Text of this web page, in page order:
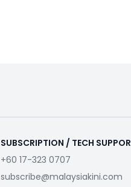
SUBSCRIPTION / TECH
+60 17-323 0707
subscribe@malaysiakini.com